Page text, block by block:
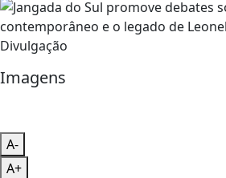
Divulgação
Imagens
A-
A+